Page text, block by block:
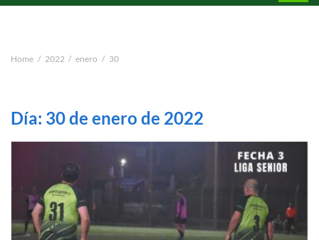
Home 2022 enero 30
Día: 30 de enero de 2022